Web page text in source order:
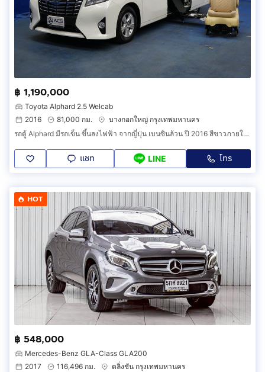
฿ 1,190,000
Toyota Alphard 2.5 Welcab
2016
81,000 กม.
บางกอกใหญ่ กรุงเทพมหานคร
รถตู้ Alphard มีรถเข็น ขึ้นลงไฟฟ้า จากญี่ปุ่น เบนซินล้วน ปี 2016 สีขาวภายในเบจ วิ่งน้อย 81,xxx กิโลเมตร เจ้าของท่านเดียว รถสวยพร้อมใช้งาน
แชท LINE โทร
HOT
฿ 548,000
Mercedes-Benz GLA-Class GLA200
2017
116,496 กม.
ตลิ่งชัน กรุงเทพมหานคร